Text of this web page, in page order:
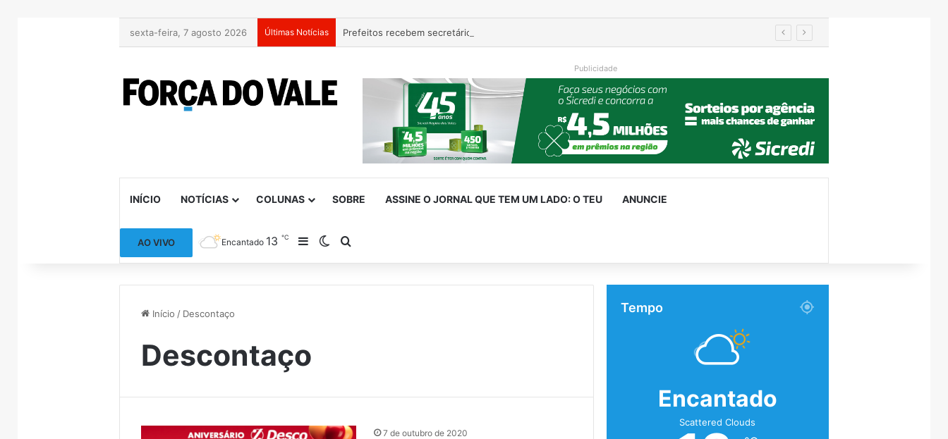
sexta-feira, 7 agosto 2026 Últimas Notícias
Publicidade
INÍCIO NOTÍCIAS COLUNAS SOBRE ASSINE O JORNAL QUE TEM UM LADO: O TEU ANUNCIE
AO VIVO Encantado 13℃ Barra Lateral
Switch skin
Início / Descontaço
Descontaço
7 de outubro de 2020
Tempo
Encantado
Scattered Clouds